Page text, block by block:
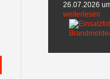
26.07.2026
weiterlesen